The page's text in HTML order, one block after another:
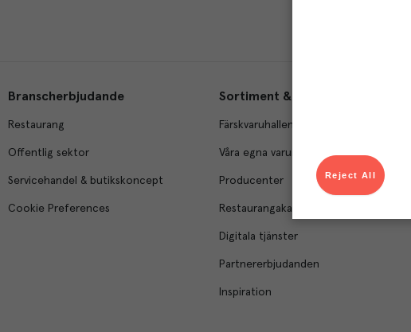
Branscherbjudande
Restaurang
Offentlig sektor
Servicehandel & butikskoncept
Cookie Preferences
Sortiment & tjänster
Färskvaruhallen
Våra egna varumärken
Producenter
Restaurangakademien
Digitala tjänster
Partnererbjudanden
Inspiration
Reject All